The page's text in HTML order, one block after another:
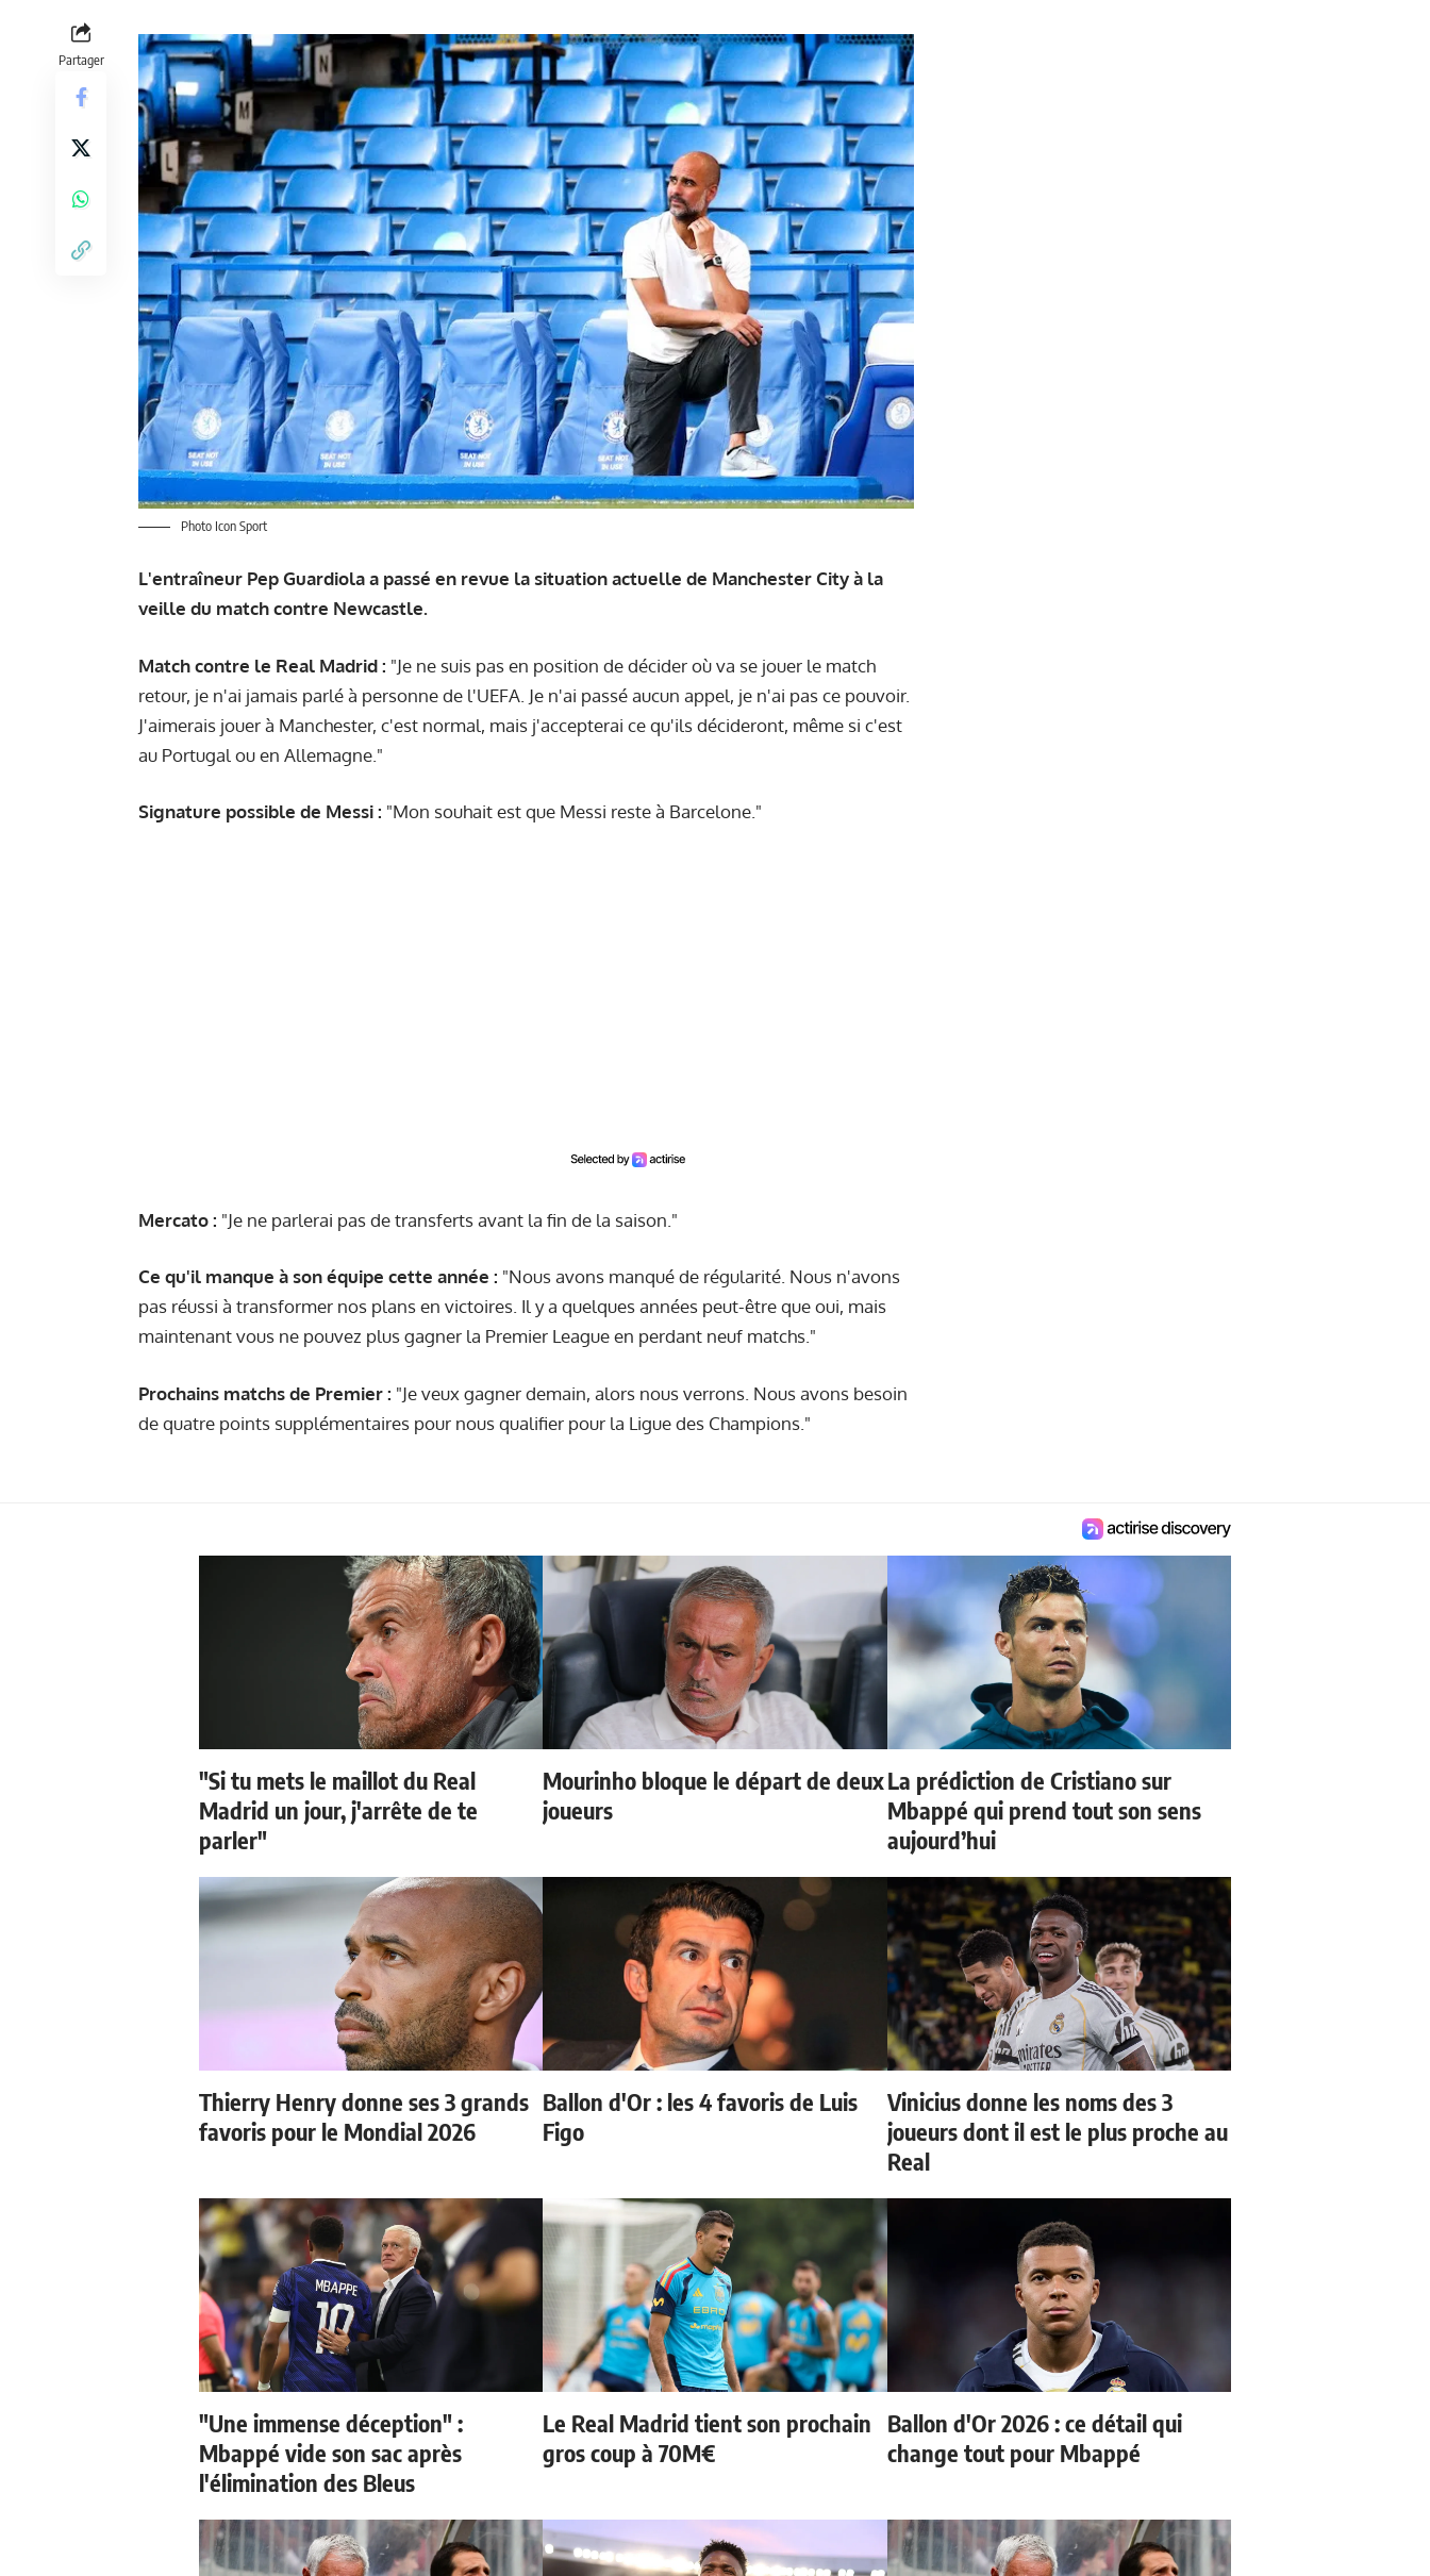
Partager
Photo Icon Sport
L'entraîneur Pep Guardiola a passé en revue la situation actuelle de Manchester City à la
veille du match contre Newcastle.
Match contre le Real Madrid : "Je ne suis pas en position de décider où va se jouer le match
retour, je n'ai jamais parlé à personne de l'UEFA. Je n'ai passé aucun appel, je n'ai pas ce pouvoir.
J'aimerais jouer à Manchester, c'est normal, mais j'accepterai ce qu'ils décideront, même si c'est
au Portugal ou en Allemagne."
Signature possible de Messi : "Mon souhait est que Messi reste à Barcelone."
Mercato : "Je ne parlerai pas de transferts avant la fin de la saison."
Ce qu'il manque à son équipe cette année : "Nous avons manqué de régularité. Nous n'avons
pas réussi à transformer nos plans en victoires. Il y a quelques années peut-être que oui, mais
maintenant vous ne pouvez plus gagner la Premier League en perdant neuf matchs."
Prochains matchs de Premier : "Je veux gagner demain, alors nous verrons. Nous avons besoin
de quatre points supplémentaires pour nous qualifier pour la Ligue des Champions."
"Si tu mets le maillot du Real
Madrid un jour, j'arrête de te
parler"
Mourinho bloque le départ de deux
joueurs
La prédiction de Cristiano sur
Mbappé qui prend tout son sens
aujourd’hui
Thierry Henry donne ses 3 grands
favoris pour le Mondial 2026
Ballon d'Or : les 4 favoris de Luis
Figo
Vinicius donne les noms des 3
joueurs dont il est le plus proche au
Real
"Une immense déception" :
Mbappé vide son sac après
l'élimination des Bleus
Le Real Madrid tient son prochain
gros coup à 70M€
Ballon d'Or 2026 : ce détail qui
change tout pour Mbappé